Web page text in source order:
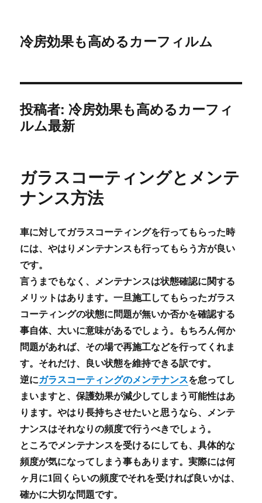
冷房効果も高めるカーフィルム
投稿者:冷房効果も高めるカーフィ
ルム最新
ガラスコーティングとメンテ
ナンス方法
車に対してガラスコーティングを行ってもらった時
には、やはりメンテナンスも行ってもらう方が良い
です。
言うまでもなく、メンテナンスは状態確認に関する
メリットはあります。一旦施工してもらったガラス
コーティングの状態に問題が無いか否かを確認する
事自体、大いに意味があるでしょう。もちろん何か
問題があれば、その場で再施工などを行ってくれま
す。それだけ、良い状態を維持できる訳です。
逆にガラスコーティングのメンテナンスを怠ってし
まいますと、保護効果が減少してしまう可能性はあ
ります。やはり長持ちさせたいと思うなら、メンテ
ナンスはそれなりの頻度で行うべきでしょう。
ところでメンテナンスを受けるにしても、具体的な
頻度が気になってしまう事もあります。実際には何
ヶ月に1回くらいの頻度でそれを受ければ良いかは、
確かに大切な問題です。